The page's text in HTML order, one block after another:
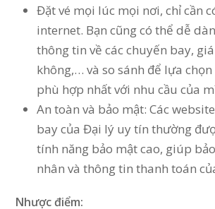
Đặt vé mọi lúc mọi nơi, chỉ cần
internet. Bạn cũng có thể dễ
thông tin về các chuyến bay,
không,… và so sánh để lựa
phù hợp nhất với nhu cầu của
An toàn và bảo mật: Các
bay của Đại lý uy tín thường
tính năng bảo mật cao, giúp
nhân và thông tin thanh toán
Nhược điểm: